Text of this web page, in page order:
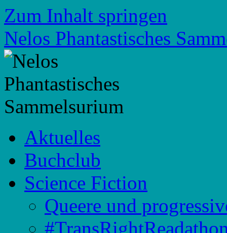
Zum Inhalt springen
Nelos Phantastisches
Aktuelles
Buchclub
Science Fiction
Queere und